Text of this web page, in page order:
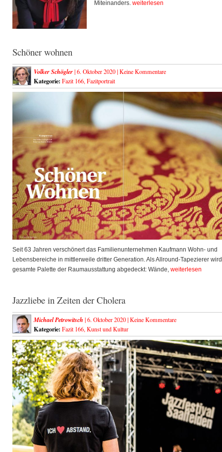
Miteinanders. weiterlesen
Schöner wohnen
Volker Schögler| 6. Oktober 2020 |Keine Kommentare
Kategorie: Fazit 166, Fazitportrait
Seit 63 Jahren verschönert das Familienunternehmen Kaufmann Wohn- und
Lebensbereiche in mittlerweile dritter Generation. Als Allround-Tapezierer
gesamte Palette der Raumausstattung abgedeckt: Wände, weiterlesen
Jazzliebe in Zeiten der Cholera
Michael Petrowitsch | 6. Oktober 2020 |Keine Kommentare
Kategorie: Fazit 166, Kunst und Kultur